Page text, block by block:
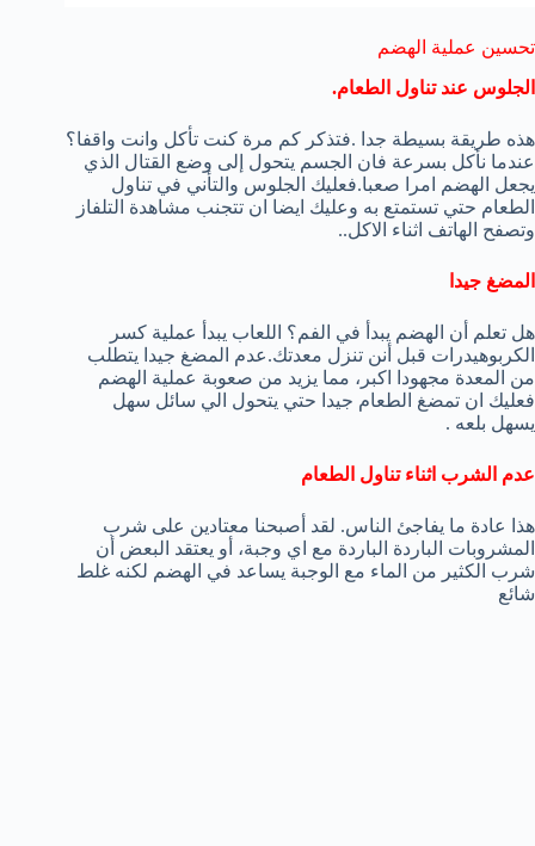
تحسين عملية الهضم
الجلوس عند تناول الطعام.
هذه طريقة بسيطة جدا .فتذكر كم مرة كنت تأكل وانت واقفا؟
عندما نأكل بسرعة فان الجسم يتحول إلى وضع القتال الذي
يجعل الهضم امرا صعبا.فعليك الجلوس والتأني في تناول
الطعام حتي تستمتع به وعليك ايضا ان تتجنب مشاهدة التلفاز
وتصفح الهاتف اثناء الاكل..
المضغ جيدا
هل تعلم أن الهضم يبدأ في الفم؟ اللعاب يبدأ عملية كسر
الكربوهيدرات قبل أنن تنزل معدتك.عدم المضغ جيدا يتطلب
من المعدة مجهودا اكبر، مما يزيد من صعوبة عملية الهضم
فعليك ان تمضغ الطعام جيدا حتي يتحول الي سائل سهل
يسهل بلعه .
عدم الشرب اثناء تناول الطعام
هذا عادة ما يفاجئ الناس. لقد أصبحنا معتادين على شرب
المشروبات الباردة الباردة مع اي وجبة، أو يعتقد البعض أن
شرب الكثير من الماء مع الوجبة يساعد في الهضم لكنه غلط
شائع